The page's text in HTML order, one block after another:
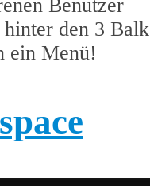
Benutzer
den 3
ein Menü!